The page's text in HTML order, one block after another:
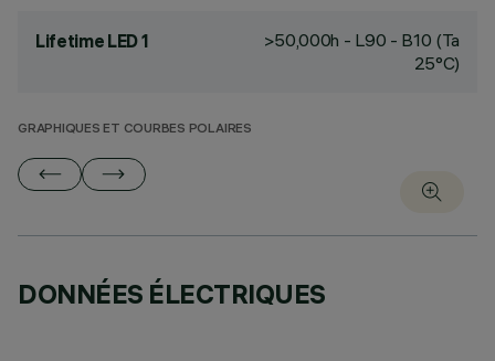
Lifetime LED 1
>50,000h - L90 - B10 (Ta
25°C)
GRAPHIQUES ET COURBES POLAIRES
DONNÉES ÉLECTRIQUES